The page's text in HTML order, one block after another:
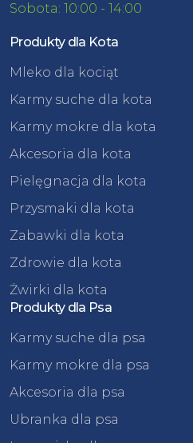
Sobota: 10:00 - 14:00
Produkty dla Kota
Mleko dla kociąt
Karmy suche dla kota
Karmy mokre dla kota
Akcesoria dla kota
Pielęgnacja dla kota
Przysmaki dla kota
Zabawki dla kota
Zdrowie dla kota
Żwirki dla kota
Produkty dla Psa
Karmy suche dla psa
Karmy mokre dla psa
Akcesoria dla psa
Ubranka dla psa